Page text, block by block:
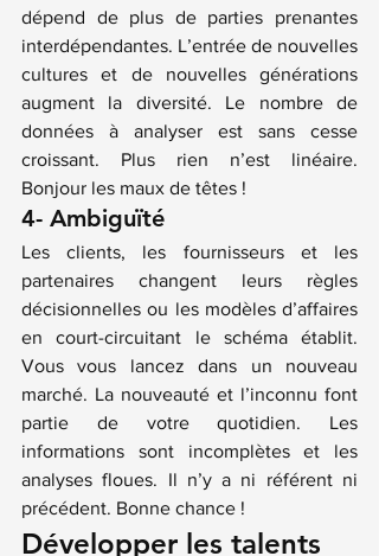
dépend de plus de parties prenantes
interdépendantes. L’entrée de nouvelles
cultures et de nouvelles générations
augment la diversité. Le nombre de
données à analyser est sans cesse
croissant. Plus rien n’est linéaire.
Bonjour les maux de têtes !
4- Ambiguïté
Les clients, les fournisseurs et les
partenaires changent leurs règles
décisionnelles ou les modèles d’affaires
en court-circuitant le schéma établit.
Vous vous lancez dans un nouveau
marché. La nouveauté et l’inconnu font
partie de votre quotidien. Les
informations sont incomplètes et les
analyses floues. Il n’y a ni référent ni
précédent. Bonne chance !
Développer les talents